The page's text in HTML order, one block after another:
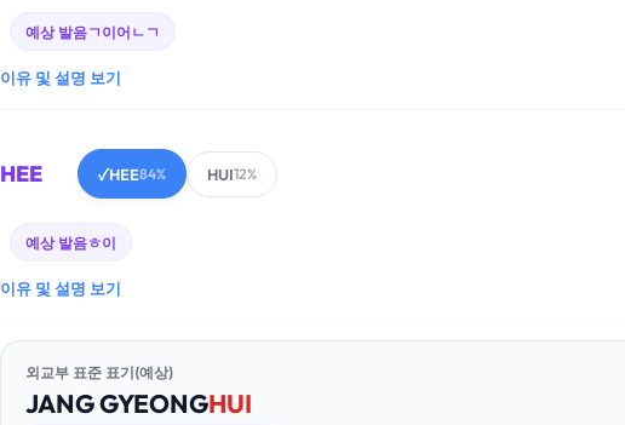
예상 발음ㄱ이어ㄴㄱ
이유 및 설명 보기
HEE ✓HEE84% HUI12%
예상 발음ㅎ이
이유 및 설명 보기
외교부 표준 표기(예상)
JANGGYEONGHUI